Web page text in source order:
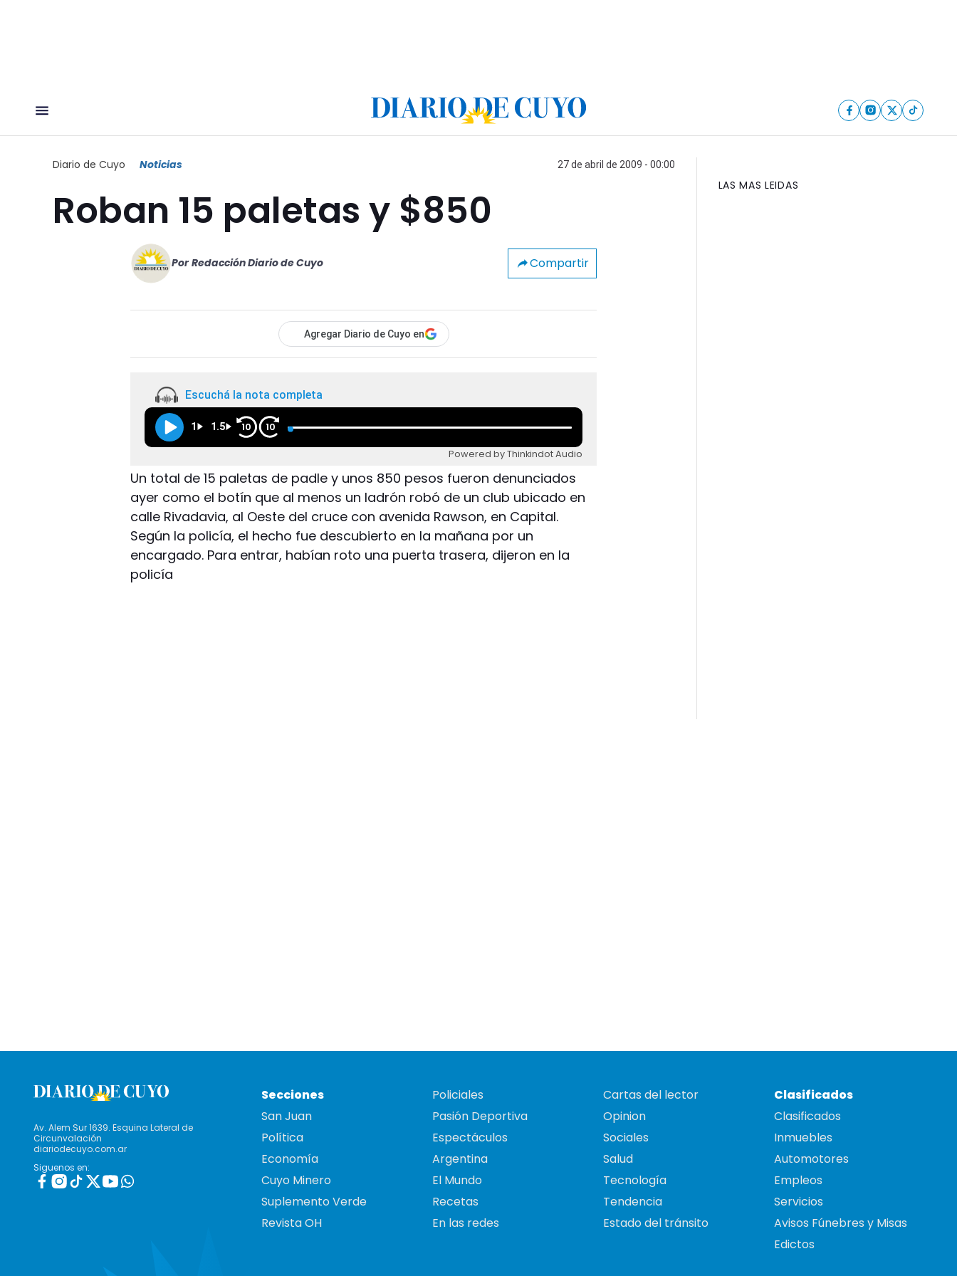
Diario de Cuyo Noticias 27 de abril de 2009 - 00:00
Roban 15 paletas y $850
Por Redacción Diario de Cuyo Compartir
Agregar Diario de Cuyo en
Escuchá la nota completa
1 1.5 10 10
Powered by Thinkindot Audio
Un total de 15 paletas de padle y unos 850 pesos fueron denunciados
ayer como el botín que al menos un ladrón robó de un club ubicado en
calle Rivadavia, al Oeste del cruce con avenida Rawson, en Capital.
Según la policía, el hecho fue descubierto en la mañana por un
encargado. Para entrar, habían roto una puerta trasera, dijeron en la
policía
LAS MAS LEIDAS
Av. Alem Sur 1639. Esquina Lateral de
Circunvalación
diariodecuyo.com.ar
Siguenos en:
Secciones
San Juan
Política
Economía
Cuyo Minero
Suplemento Verde
Revista OH
Policiales
Pasión Deportiva
Espectáculos
Argentina
El Mundo
Recetas
En las redes
Cartas del lector
Opinion
Sociales
Salud
Tecnología
Tendencia
Estado del tránsito
Clasificados
Clasificados
Inmuebles
Automotores
Empleos
Servicios
Avisos Fúnebres y Misas
Edictos